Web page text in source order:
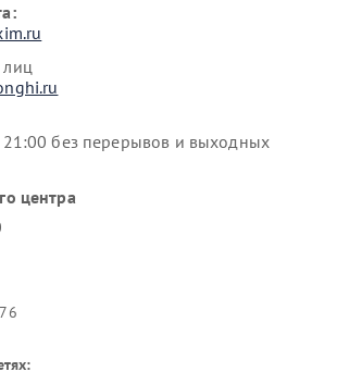
без перерывов и выходных
центра